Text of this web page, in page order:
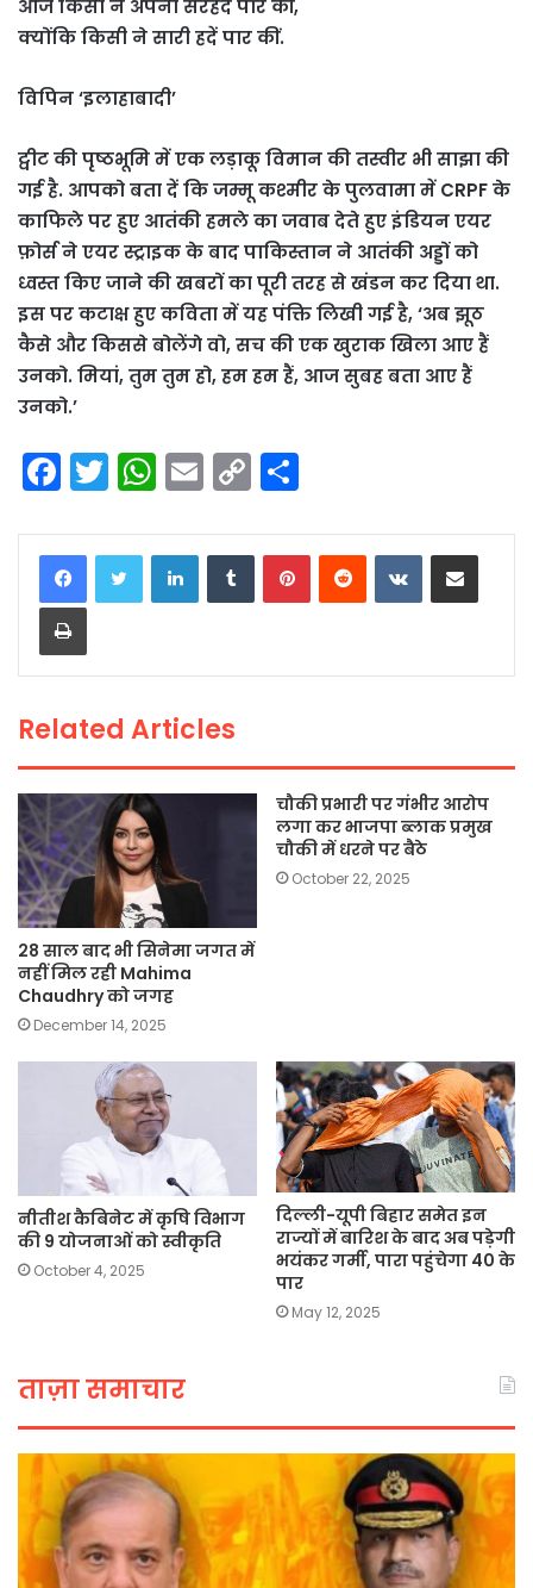
आज किसी ने अपनी सरहदें पार कीं,
क्योंकि किसी ने सारी हदें पार कीं.
विपिन ‘इलाहाबादी’
ट्वीट की पृष्ठभूमि में एक लड़ाकू विमान की तस्वीर भी साझा की
गई है. आपको बता दें कि जम्मू कश्मीर के पुलवामा में CRPF के
काफिले पर हुए आतंकी हमले का जवाब देते हुए इंडियन एयर
फ़ोर्स ने एयर स्ट्राइक के बाद पाकिस्तान ने आतंकी अड्डों को
ध्वस्त किए जाने की खबरों का पूरी तरह से खंडन कर दिया था.
इस पर कटाक्ष हुए कविता में यह पंक्ति लिखी गई है, ‘अब झूठ
कैसे और किससे बोलेंगे वो, सच की एक खुराक खिला आए हैं
उनको. मियां, तुम तुम हो, हम हम हैं, आज सुबह बता आए हैं
उनको.’
F
a
c
e
b
o
k
T
w
itt
er
W
h
a
ts
p
E
m
ai
C
o
p
n
ar
LinkedInTumblrPinterestReddit VKontakteShare via Email
Print
Related Articles
28 साल बाद भी सिनेमा जगत में
नहीं मिल रही Mahima
Chaudhry को जगह
December 14, 2025
चौकी प्रभारी पर गंभीर आरोप
लगा कर भाजपा ब्लाक प्रमुख
चौकी में धरने पर बैठे
October 22, 2025
नीतीश कैबिनेट में कृषि विभाग
की 9 योजनाओं को स्वीकृति
October 4, 2025
दिल्ली-यूपी बिहार समेत इन
राज्यों में बारिश के बाद अब पड़ेगी
भयंकर गर्मी, पारा पहुंचेगा 40 के
पार
May 12, 2025
ताज़ा समाचार